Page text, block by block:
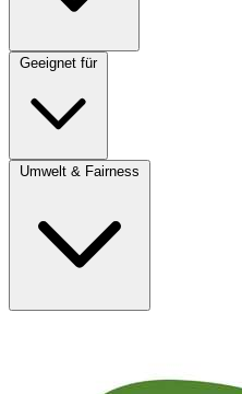
Geeignet für
Umwelt & Fairness